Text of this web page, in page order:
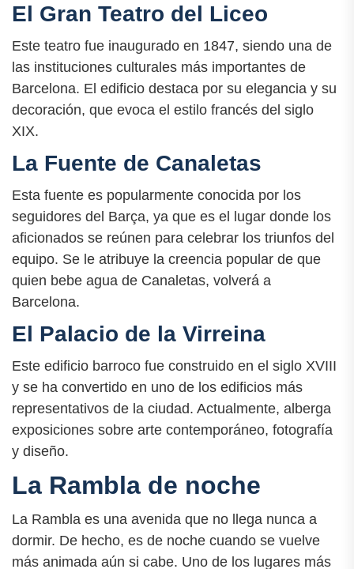
El Gran Teatro del Liceo
Este teatro fue inaugurado en 1847, siendo una de
las instituciones culturales más importantes de
Barcelona. El edificio destaca por su elegancia y su
decoración, que evoca el estilo francés del siglo
XIX.
La Fuente de Canaletas
Esta fuente es popularmente conocida por los
seguidores del Barça, ya que es el lugar donde los
aficionados se reúnen para celebrar los triunfos del
equipo. Se le atribuye la creencia popular de que
quien bebe agua de Canaletas, volverá a
Barcelona.
El Palacio de la Virreina
Este edificio barroco fue construido en el siglo XVIII
y se ha convertido en uno de los edificios más
representativos de la ciudad. Actualmente, alberga
exposiciones sobre arte contemporáneo, fotografía
y diseño.
La Rambla de noche
La Rambla es una avenida que no llega nunca a
dormir. De hecho, es de noche cuando se vuelve
más animada aún si cabe. Uno de los lugares más